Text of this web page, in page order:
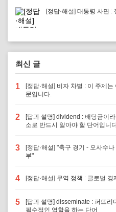
[정답·해설] 대통령 사면
최신 글
1
[정답·해설] 비자 차별 : 이 주제
문입니다.
2
[답과 설명] dividend : 배당금이
소로 반드시 알아야 할 단어입니
3
[정답·해설] "축구 경기 - 오사수
부"
4 [정답·해설] 무역 정책 : 글로벌
5
[답과 설명] disseminate : 퍼뜨리
필수적인 역할을 하는 단어